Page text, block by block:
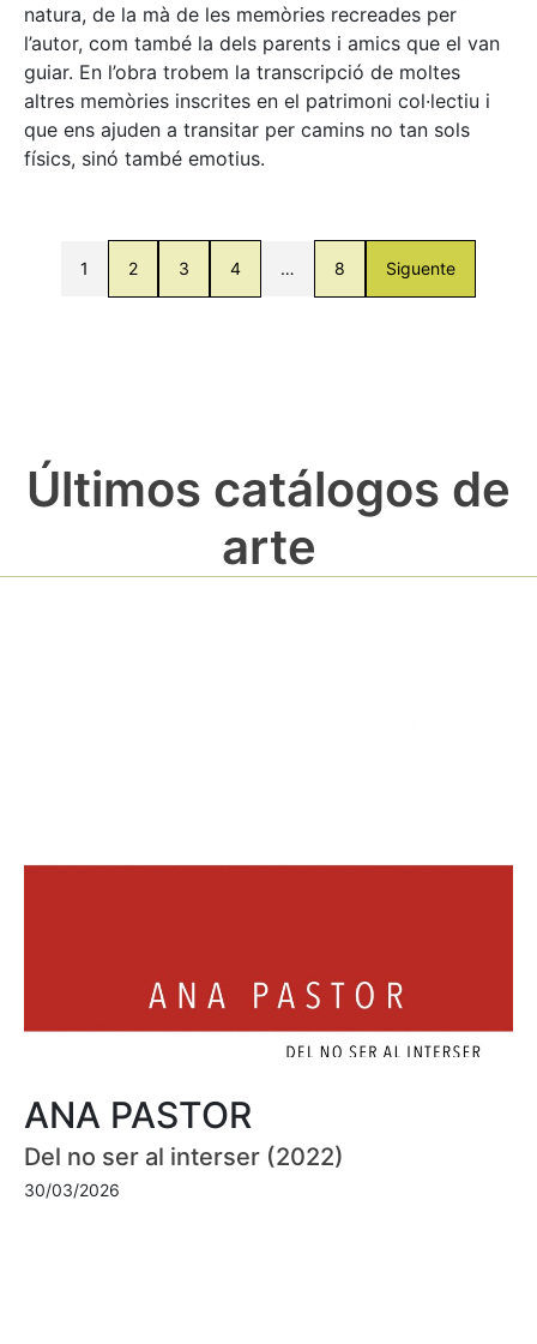
natura, de la mà de les memòries recreades per
l’autor, com també la dels parents i amics que el van
guiar. En l’obra trobem la transcripció de moltes
altres memòries inscrites en el patrimoni col·lectiu i
que ens ajuden a transitar per camins no tan sols
físics, sinó també emotius.
1 2 3 4 … 8 Siguente
Últimos catálogos de
arte
ANA PASTOR
Del no ser al interser (2022)
30/03/2026